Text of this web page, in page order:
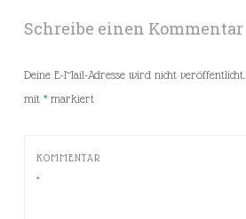
Schreibe einen Kommentar
Deine E-Mail-Adresse wird nicht veröffentlicht.
mit *markiert
KOMMENTAR
*